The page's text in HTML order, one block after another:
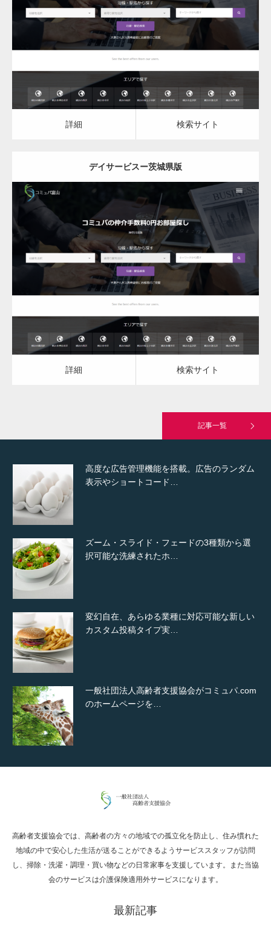
デイサービス
詳細 検索サイト
詳細 検索サイト
デイサービスー茨城県版
更新日： 2023.03.09
デイサービス
詳細 検索サイト
詳細 検索サイト
記事一覧
変幻自在、あらゆる業種に対応可能な新しい
カスタム投稿タイプ実…
一般社団法人高齢者支援協会がコミュパ.com
通常投稿
Hello world!
高度な広告管理機能を搭載。広告のランダム
表示やショートコード…
ズーム・スライド・フェードの3種類から選
択可能な洗練されたホ…
変幻自在、あらゆる業種に対応可能な新しい
カスタム投稿タイプ実…
一般社団法人高齢者支援協会がコミュパ.com
のホームページを…
通常投稿
Hello world!
究極的に実用性を重視した「フッターバー」
高齢者支援協会では、高齢者の方々の地域での孤立化を防止し、住み慣れた
地域の中で安心した生活が送ることができるようサービススタッフが訪問
し、掃除・洗濯・調理・買い物などの日常家事を支援しています。また当協
会のサービスは介護保険適用外サービスになります。
最新記事